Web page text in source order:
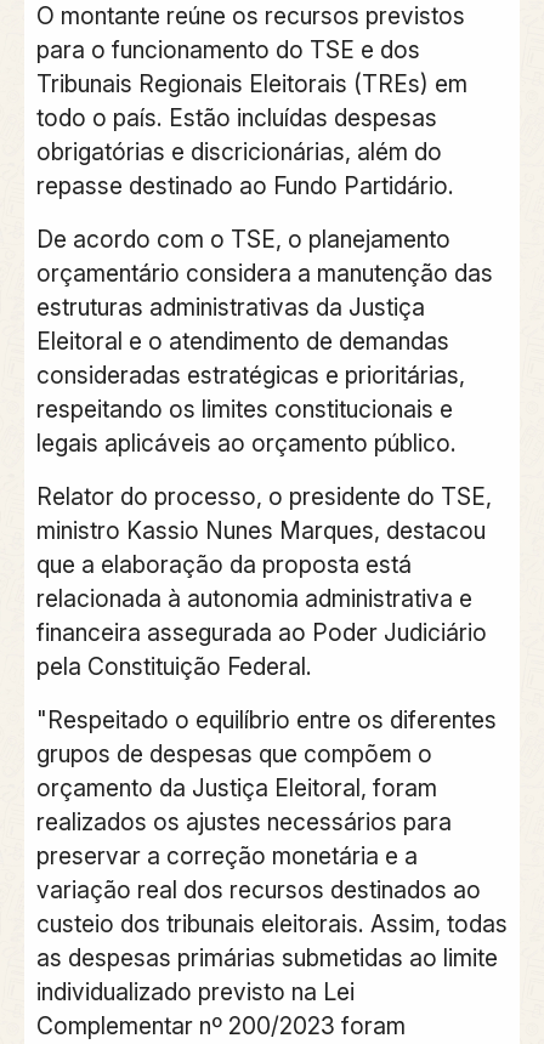
O montante reúne os recursos previstos
para o funcionamento do TSE e dos
Tribunais Regionais Eleitorais (TREs) em
todo o país. Estão incluídas despesas
obrigatórias e discricionárias, além do
repasse destinado ao Fundo Partidário.
De acordo com o TSE, o planejamento
orçamentário considera a manutenção das
estruturas administrativas da Justiça
Eleitoral e o atendimento de demandas
consideradas estratégicas e prioritárias,
respeitando os limites constitucionais e
legais aplicáveis ao orçamento público.
Relator do processo, o presidente do TSE,
ministro Kassio Nunes Marques, destacou
que a elaboração da proposta está
relacionada à autonomia administrativa e
financeira assegurada ao Poder Judiciário
pela Constituição Federal.
"Respeitado o equilíbrio entre os diferentes
grupos de despesas que compõem o
orçamento da Justiça Eleitoral, foram
realizados os ajustes necessários para
preservar a correção monetária e a
variação real dos recursos destinados ao
custeio dos tribunais eleitorais. Assim, todas
as despesas primárias submetidas ao limite
individualizado previsto na Lei
Complementar nº 200/2023 foram